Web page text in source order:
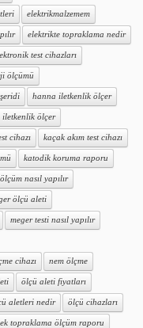
elektrikmalzemem
elektrikte topraklama nedir
test cihazları
ölçümü
hanna iletkenlik ölçer
iletkenlik ölçer
cihazı kaçak akım test cihazı
katodik koruma raporu
nasıl yapılır
ölçü aleti
meger testi nasıl yapılır
cihazı nem ölçme
ölçü aleti fiyatları
aletleri nedir ölçü cihazları
topraklama ölçüm raporu